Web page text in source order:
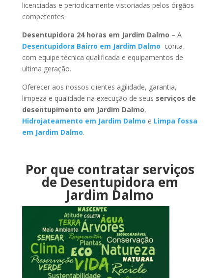
licenciadas e periodicamente vistoriadas pelos órgãos
competentes.
Desentupidora 24 horas em Jardim Dalmo – A
Desentupidora Bairro em Jardim Dalmo conta
com equipe técnica qualificada e equipamentos de
ultima geração.
Oferecer aos nossos clientes agilidade, garantia,
limpeza e qualidade na execução de seus serviços de
desentupimento em Jardim Dalmo,
Hidrojateamento em Jardim Dalmo e Limpa fossa
em Jardim Dalmo.
Por que contratar serviços
de Desentupidora em
Jardim Dalmo